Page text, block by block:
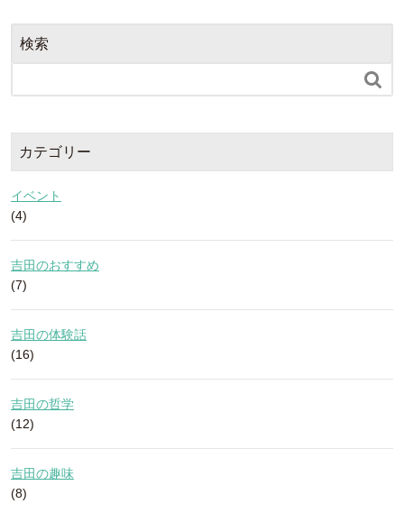
検索

カテゴリー
イベント
(4)
吉田のおすすめ
(7)
吉田の体験話
(16)
吉田の哲学
(12)
吉田の趣味
(8)